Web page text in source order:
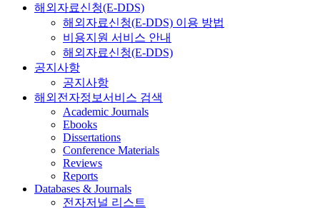
해외자료신청(E-DDS)
해외자료신청(E-DDS) 이용 방법
비용지원 서비스 안내
해외자료신청(E-DDS)
공지사항
공지사항
해외전자정보서비스 검색
Academic Journals
Ebooks
Dissertations
Conference Materials
Reviews
Reports
Databases & Journals
전자저널 리스트